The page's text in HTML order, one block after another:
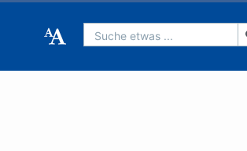
Suche etwas ...